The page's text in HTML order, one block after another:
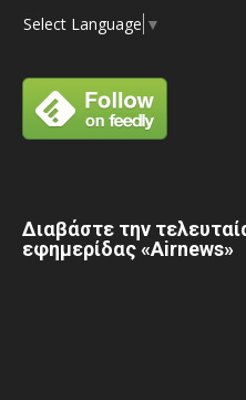
Select Language ▼
Διαβάστε την
εφημερίδας «Airnews»